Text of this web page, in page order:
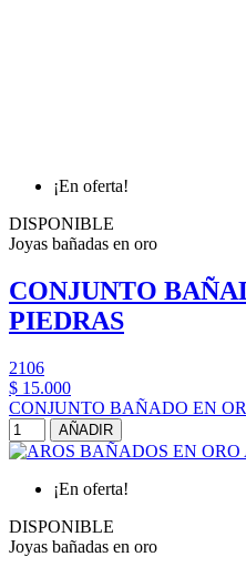
¡En oferta!
DISPONIBLE
Joyas bañadas en oro
CONJUNTO
PIEDRAS
2106
$ 15.000
CONJUNTO BAÑADO EN
AÑADIR
¡En oferta!
DISPONIBLE
Joyas bañadas en oro